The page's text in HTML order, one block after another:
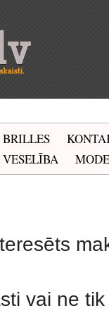
BRILLES
VESELĪBA MODE
vai ne